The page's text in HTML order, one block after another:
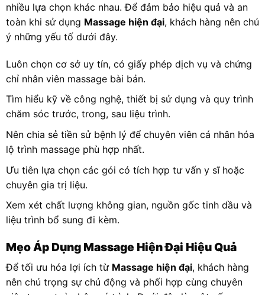
nhiều lựa chọn khác nhau. Để đảm bảo hiệu quả và an
toàn khi sử dụng Massage hiện đại, khách hàng nên chú
ý những yếu tố dưới đây.
Luôn chọn cơ sở uy tín, có giấy phép dịch vụ và chứng
chỉ nhân viên massage bài bản.
Tìm hiểu kỹ về công nghệ, thiết bị sử dụng và quy trình
chăm sóc trước, trong, sau liệu trình.
Nên chia sẻ tiền sử bệnh lý để chuyên viên cá nhân hóa
lộ trình massage phù hợp nhất.
Ưu tiên lựa chọn các gói có tích hợp tư vấn y sĩ hoặc
chuyên gia trị liệu.
Xem xét chất lượng không gian, nguồn gốc tinh dầu và
liệu trình bổ sung đi kèm.
Mẹo Áp Dụng Massage Hiện Đại Hiệu Quả
Để tối ưu hóa lợi ích từ Massage hiện đại, khách hàng
nên chú trọng sự chủ động và phối hợp cùng chuyên